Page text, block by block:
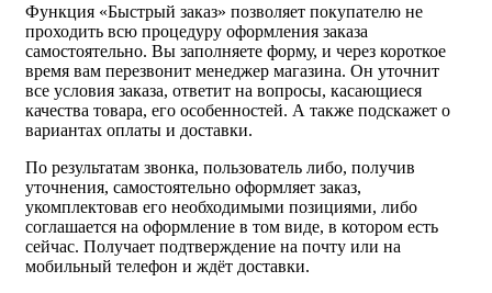
Функция «Быстрый заказ» позволяет покупателю не
проходить всю процедуру оформления заказа
самостоятельно. Вы заполняете форму, и через короткое
время вам перезвонит менеджер магазина. Он уточнит
все условия заказа, ответит на вопросы, касающиеся
качества товара, его особенностей. А также подскажет о
вариантах оплаты и доставки.
По результатам звонка, пользователь либо, получив
уточнения, самостоятельно оформляет заказ,
укомплектовав его необходимыми позициями, либо
соглашается на оформление в том виде, в котором есть
сейчас. Получает подтверждение на почту или на
мобильный телефон и ждёт доставки.